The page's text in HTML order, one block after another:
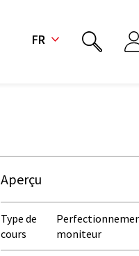
FR
Aperçu
Type de
cours
moniteur